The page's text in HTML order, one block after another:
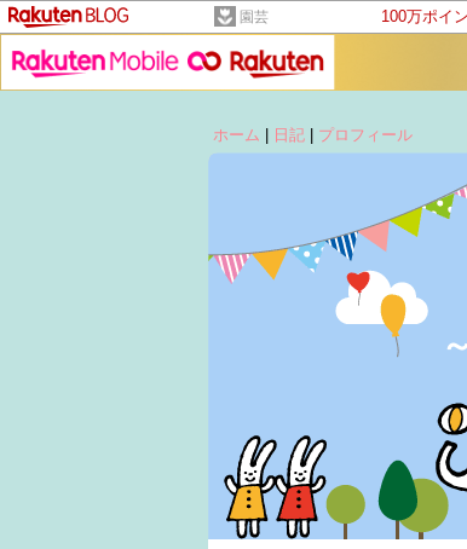
園芸 100万ポイ
ホーム
日記 プロフィール